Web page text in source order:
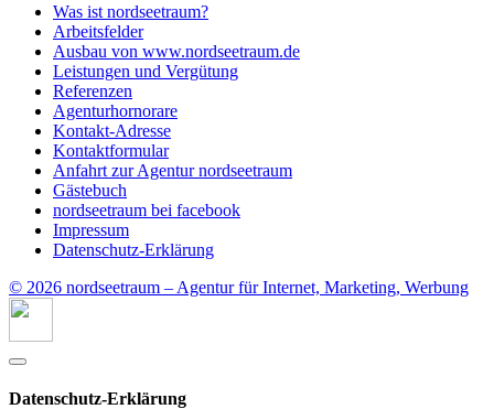
Was ist nordseetraum?
Arbeitsfelder
Ausbau von www.nordseetraum.de
Leistungen und Vergütung
Referenzen
Agenturhornorare
Kontakt-Adresse
Kontaktformular
Anfahrt zur Agentur nordseetraum
Gästebuch
nordseetraum bei facebook
Impressum
Datenschutz-Erklärung
© 2026 nordseetraum – Agentur für Internet, Marketing, Werbung
Datenschutz-Erklärung